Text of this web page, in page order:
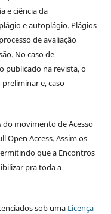
e ciência da
e autoplágio. Plágios
de avaliação
No caso de
publicado na revista, o
e, caso
do movimento de Acesso
Open Access. Assim os
que a Encontros
pra toda a
sob uma Licença